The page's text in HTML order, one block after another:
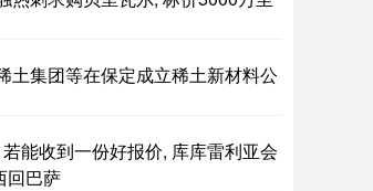
土集团等在保定成立稀土新材料公
能收到一份好报价, 库库雷利亚会
回巴萨